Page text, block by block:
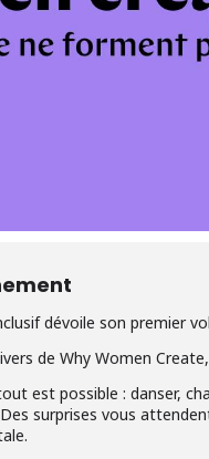
dévoile son premier
de Why Women
est possible : danser,
surprises vous